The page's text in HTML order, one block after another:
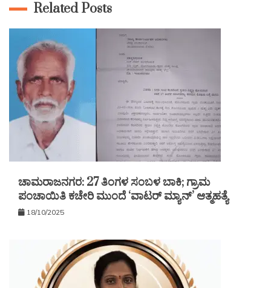
Related Posts
ಚಾಮರಾಜನಗರ: 27 ತಿಂಗಳ ಸಂಬಳ ಬಾಕಿ; ಗ್ರಾಮ
ಪಂಚಾಯಿತಿ ಕಚೇರಿ ಮುಂದೆ ‘ವಾಟರ್ ಮ್ಯಾನ್’ ಆತ್ಮಹತ್ಯೆ
18/10/2025